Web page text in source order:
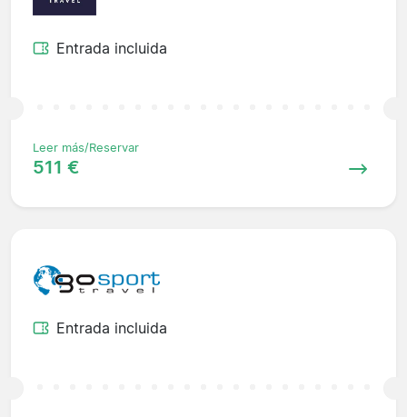
Entrada incluida
Leer más/Reservar
511 €
Entrada incluida